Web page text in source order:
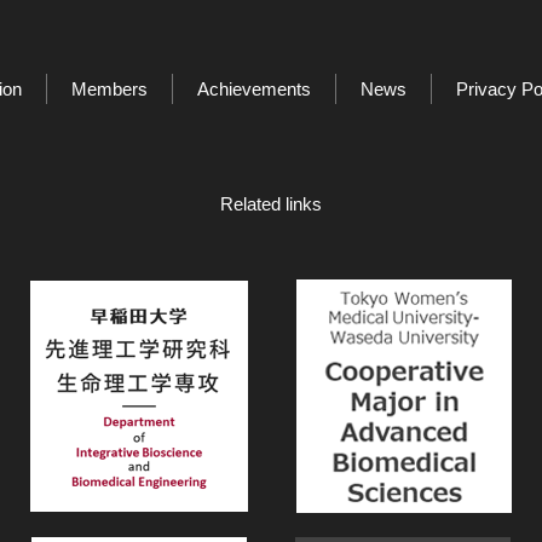
Members Achievements News Privacy
Related links